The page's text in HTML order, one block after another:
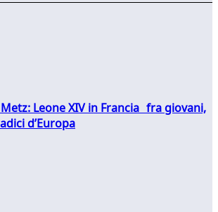
Leone XIV in Francia fra giovani,
d’Europa